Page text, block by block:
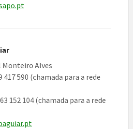
Monteiro Alves
417 590 (chamada para a rede
152 104 (chamada para a rede